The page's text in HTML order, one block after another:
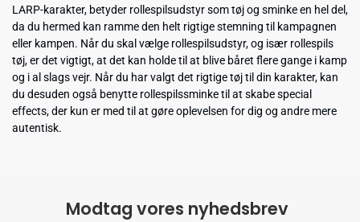
LARP-karakter, betyder rollespilsudstyr som tøj og sminke en hel del,
da du hermed kan ramme den helt rigtige stemning til kampagnen
eller kampen. Når du skal vælge rollespilsudstyr, og især rollespils
tøj, er det vigtigt, at det kan holde til at blive båret flere gange i kamp
og i al slags vejr. Når du har valgt det rigtige tøj til din karakter, kan
du desuden også benytte rollespilssminke til at skabe special
effects, der kun er med til at gøre oplevelsen for dig og andre mere
autentisk.
Modtag vores nyhedsbrev